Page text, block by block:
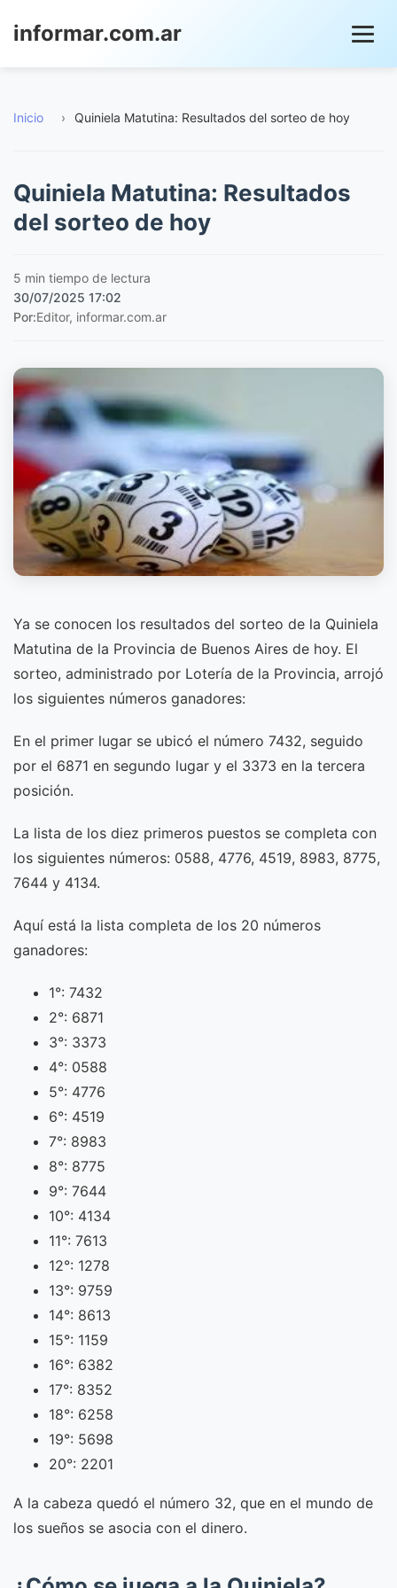
informar.com.ar
Inicio › Quiniela Matutina: Resultados del sorteo de hoy
Quiniela Matutina: Resultados
del sorteo de hoy
5 min tiempo de lectura
30/07/2025 17:02
Por:Editor, informar.com.ar
Ya se conocen los resultados del sorteo de la Quiniela
Matutina de la Provincia de Buenos Aires de hoy. El
sorteo, administrado por Lotería de la Provincia, arrojó
los siguientes números ganadores:
En el primer lugar se ubicó el número 7432, seguido
por el 6871 en segundo lugar y el 3373 en la tercera
posición.
La lista de los diez primeros puestos se completa con
los siguientes números: 0588, 4776, 4519, 8983, 8775,
7644 y 4134.
Aquí está la lista completa de los 20 números
ganadores:
1°: 7432
2°: 6871
3°: 3373
4°: 0588
5°: 4776
6°: 4519
7°: 8983
8°: 8775
9°: 7644
10°: 4134
11°: 7613
12°: 1278
13°: 9759
14°: 8613
15°: 1159
16°: 6382
17°: 8352
18°: 6258
19°: 5698
20°: 2201
A la cabeza quedó el número 32, que en el mundo de
los sueños se asocia con el dinero.